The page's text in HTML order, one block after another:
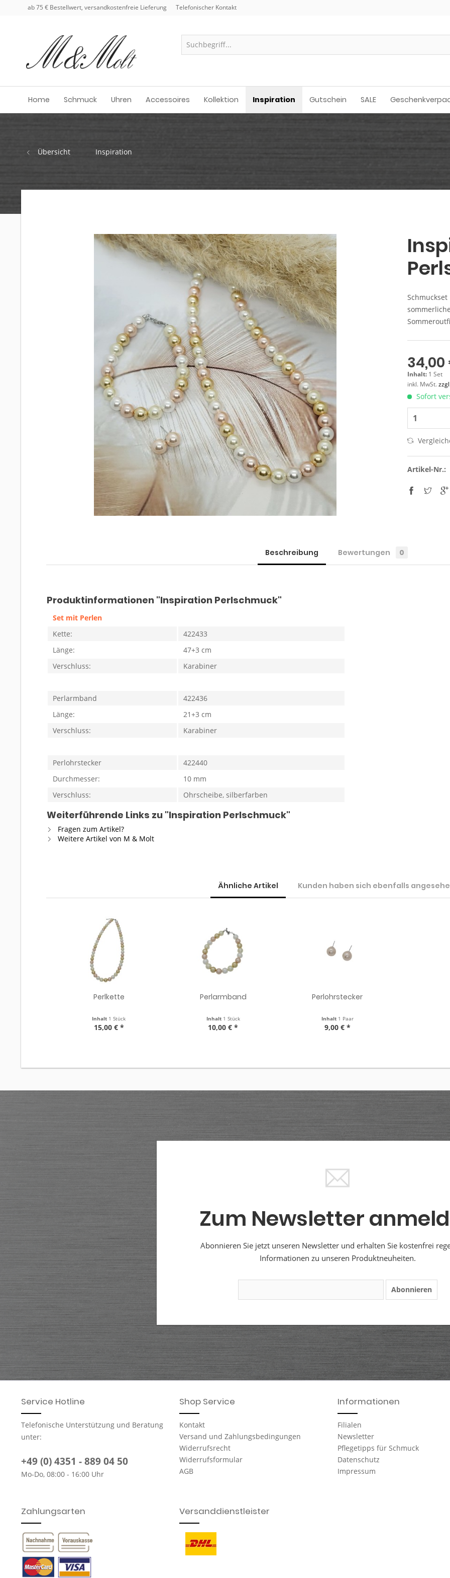
ab 75 € Bestellwert, versandkostenfreie Lieferung Telefonischer Kontakt
Home Schmuck Uhren Accessoires Kollektion Inspiration Gutschein SALE
Übersicht Inspiration
Inhalt: 1 Set
inkl. MwSt.
Sofort
Artikel-Nr.:
Beschreibung Bewertungen 0
Produktinformationen "Inspiration Perlschmuck"
Set mit Perlen
Kette:
422433
Länge:
47+3 cm
Verschluss:
Karabiner
Perlarmband
422436
Länge:
21+3 cm
Verschluss:
Karabiner
Perlohrstecker
422440
Durchmesser:
10 mm
Verschluss:
Ohrscheibe, silberfarben
Weiterführende Links zu "Inspiration Perlschmuck"
Fragen zum Artikel?
Weitere Artikel von M & Molt
Ähnliche Artikel Kunden haben sich ebenfalls
Perlkette
Inhalt 1 Stück
15,00 € *
Perlarmband
Inhalt 1 Stück
10,00 € *
Perlohrstecker
Inhalt 1 Paar
9,00 € *
Zum Newsletter
Abonnieren Sie jetzt unseren Newsletter und erhalten Sie kostenfrei
Informationen zu unseren Produktneuheiten.
Abonnieren
Service Hotline
Telefonische Unterstützung und Beratung
unter:
+49 (0) 4351 - 889 04 50
Mo-Do, 08:00 - 16:00 Uhr
Shop Service
Kontakt
Versand und Zahlungsbedingungen
Widerrufsrecht
Widerrufsformular
AGB
Informationen
Filialen
Newsletter
Pflegetipps für Schmuck
Datenschutz
Impressum
Zahlungsarten Versanddienstleister